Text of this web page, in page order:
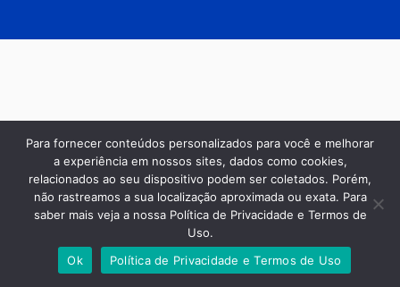
Para fornecer conteúdos personalizados para você e melhorar
a experiência em nossos sites, dados como cookies,
relacionados ao seu dispositivo podem ser coletados. Porém,
não rastreamos a sua localização aproximada ou exata. Para
saber mais veja a nossa Política de Privacidade e Termos de
Uso.
Ok
Política de Privacidade e Termos de Uso